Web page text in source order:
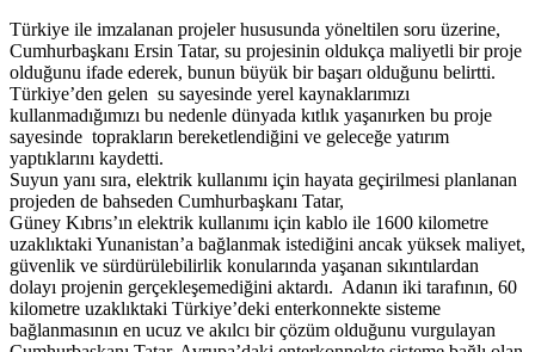
Türkiye ile imzalanan projeler hususunda yöneltilen soru üzerine,
Cumhurbaşkanı Ersin Tatar, su projesinin oldukça maliyetli bir proje
olduğunu ifade ederek, bunun büyük bir başarı olduğunu belirtti.
Türkiye’den gelen su sayesinde yerel kaynaklarımızı
kullanmadığımızı bu nedenle dünyada kıtlık yaşanırken bu proje
sayesinde toprakların bereketlendiğini ve geleceğe yatırım
yaptıklarını kaydetti.
Suyun yanı sıra, elektrik kullanımı için hayata geçirilmesi planlanan
projeden de bahseden Cumhurbaşkanı Tatar,
Güney Kıbrıs’ın elektrik kullanımı için kablo ile 1600 kilometre
uzaklıktaki Yunanistan’a bağlanmak istediğini ancak yüksek maliyet,
güvenlik ve sürdürülebilirlik konularında yaşanan sıkıntılardan
dolayı projenin gerçekleşemediğini aktardı. Adanın iki tarafının, 60
kilometre uzaklıktaki Türkiye’deki enterkonnekte sisteme
bağlanmasının en ucuz ve akılcı bir çözüm olduğunu vurgulayan